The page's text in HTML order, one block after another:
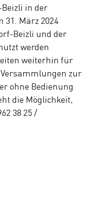
in der
März 2024
Beizli und der
werden
weiterhin für
zur
ohne Bedienung
die Möglichkeit,
38 25 /